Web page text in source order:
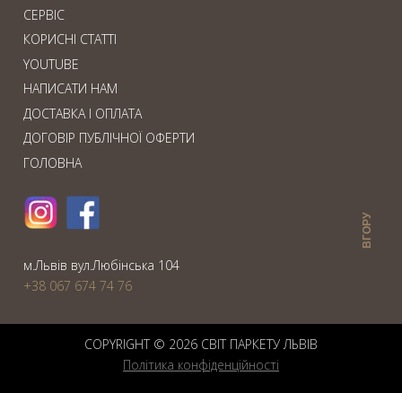
СЕРВІС
КОРИСНІ СТАТТІ
YOUTUBE
НАПИСАТИ НАМ
ДОСТАВКА І ОПЛАТА
ДОГОВІР ПУБЛІЧНОЇ ОФЕРТИ
ГОЛОВНА
ВГОРУ
м.Львiв вул.Любiнська 104
+38 067 674 74 76
COPYRIGHT © 2026 СВIТ ПАРКЕТУ ЛЬВІВ
Політика конфіденційності